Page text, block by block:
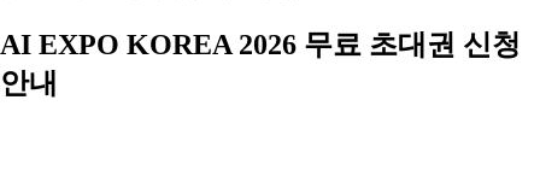
AI EXPO KOREA 2026 무료 초대권 신청
안내